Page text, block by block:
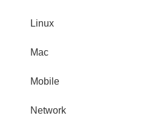
Linux
Mac
Mobile
Network